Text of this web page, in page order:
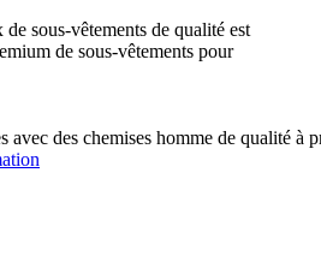
sous-vêtements de qualité est
de sous-vêtements pour
avec des chemises homme de